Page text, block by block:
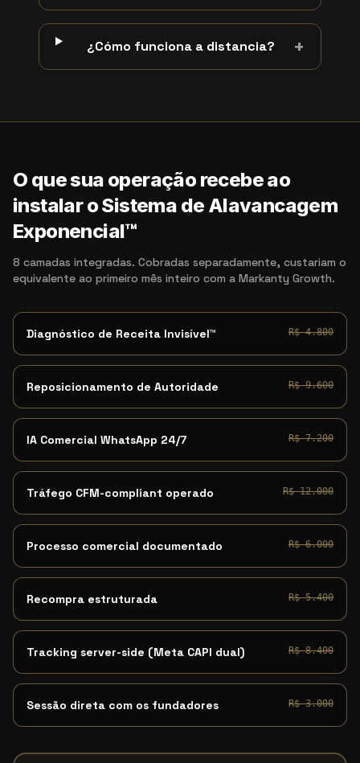
¿Cómo funciona a distancia? +
O que sua operação recebe ao
instalar o Sistema de Alavancagem
Exponencial™
8 camadas integradas. Cobradas separadamente, custariam o
equivalente ao primeiro mês inteiro com a Markanty Growth.
Diagnóstico de Receita Invisível™ R$ 4.800
Reposicionamento de Autoridade R$ 9.600
IA Comercial WhatsApp 24/7 R$ 7.200
Tráfego CFM-compliant operado R$ 12.000
Processo comercial documentado R$ 6.000
Recompra estruturada R$ 5.400
Tracking server-side (Meta CAPI dual) R$ 8.400
Sessão direta com os fundadores R$ 3.000